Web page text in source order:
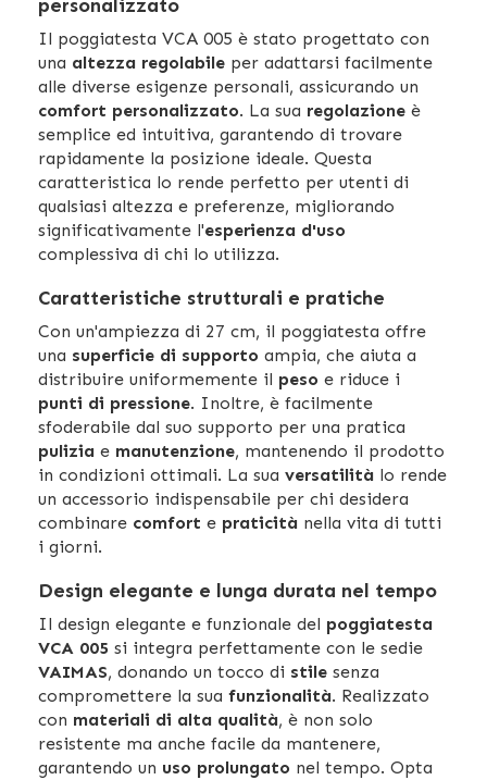
personalizzato
Il poggiatesta VCA 005 è stato progettato con
una altezza regolabile per adattarsi facilmente
alle diverse esigenze personali, assicurando un
comfort personalizzato. La sua regolazione è
semplice ed intuitiva, garantendo di trovare
rapidamente la posizione ideale. Questa
caratteristica lo rende perfetto per utenti di
qualsiasi altezza e preferenze, migliorando
significativamente l'esperienza d'uso
complessiva di chi lo utilizza.
Caratteristiche strutturali e pratiche
Con un'ampiezza di 27 cm, il poggiatesta offre
una superficie di supporto ampia, che aiuta a
distribuire uniformemente il peso e riduce i
punti di pressione. Inoltre, è facilmente
sfoderabile dal suo supporto per una pratica
pulizia e manutenzione, mantenendo il prodotto
in condizioni ottimali. La sua versatilità lo rende
un accessorio indispensabile per chi desidera
combinare comfort e praticità nella vita di tutti
i giorni.
Design elegante e lunga durata nel tempo
Il design elegante e funzionale del poggiatesta
VCA 005 si integra perfettamente con le sedie
VAIMAS, donando un tocco di stile senza
compromettere la sua funzionalità. Realizzato
con materiali di alta qualità, è non solo
resistente ma anche facile da mantenere,
garantendo un uso prolungato nel tempo. Opta